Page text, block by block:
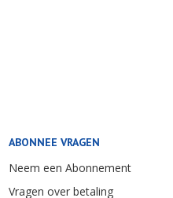
ABONNEE VRAGEN
Neem een Abonnement
Vragen over betaling